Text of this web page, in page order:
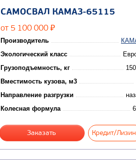
САМОСВАЛ КАМАЗ-65115
от 5 100 000 ₽
Производитель
Экологический класс
Грузоподъемность, кг
Вместимость кузова, м3
Направление разгрузки
Колесная формула
Заказать Кредит/